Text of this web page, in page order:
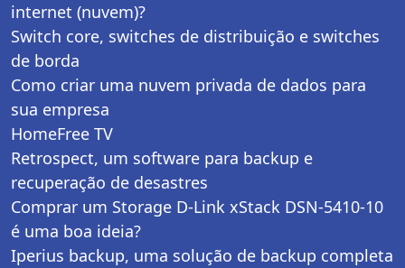
internet (nuvem)?
Switch core, switches de distribuição e switches
de borda
Como criar uma nuvem privada de dados para
sua empresa
HomeFree TV
Retrospect, um software para backup e
recuperação de desastres
Comprar um Storage D-Link xStack DSN-5410-10
é uma boa ideia?
Iperius backup, uma solução de backup completa